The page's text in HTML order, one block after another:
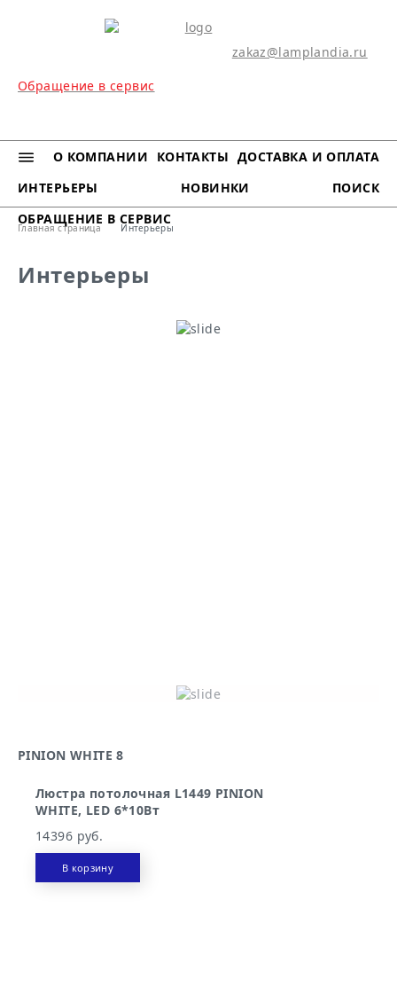
zakaz@lamplandia.ru
Обращение в сервис
МЕНЮ
О КОМПАНИИ КОНТАКТЫ ДОСТАВКА И ОПЛАТА
ИНТЕРЬЕРЫ
НОВИНКИ
ПОИСК
ОБРАЩЕНИЕ В СЕРВИС
Главная страница Интерьеры
Интерьеры
PINION WHITE 8
Люстра потолочная L1449 PINION
WHITE, LED 6*10Вт
14396 руб.
В корзину